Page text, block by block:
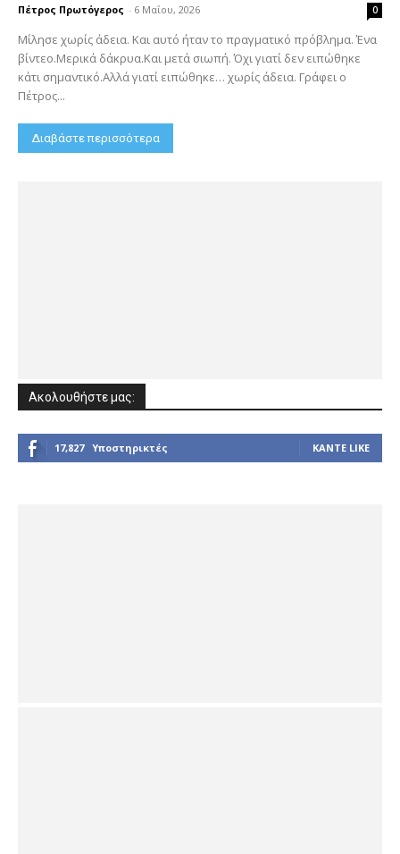
Πέτρος Πρωτόγερος - 6 Μαΐου, 2026 0
Μίλησε χωρίς άδεια. Και αυτό ήταν το πραγματικό πρόβλημα. Ένα
βίντεο.Μερικά δάκρυα.Και μετά σιωπή. Όχι γιατί δεν ειπώθηκε
κάτι σημαντικό.Αλλά γιατί ειπώθηκε… χωρίς άδεια. Γράφει ο
Πέτρος...
Διαβάστε περισσότερα
Ακολουθήστε μας:
17,827 Υποστηρικτές ΚΆΝΤΕ LIKE